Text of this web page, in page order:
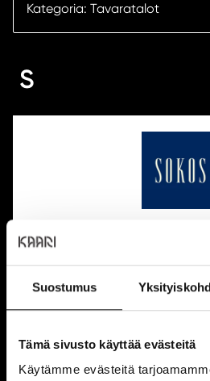
Suostumus
Tämä sivusto käyttää evästeitä
Käytämme evästeitä
Kategoria: Tavaratalot
S
Avoinna tänään:
Sijainti:1.